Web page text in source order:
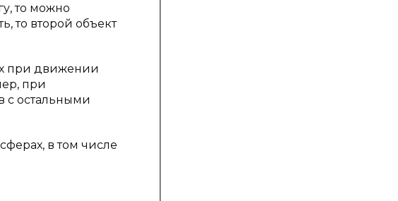
то можно
то второй объект
при движении
при
с остальными
в том числе